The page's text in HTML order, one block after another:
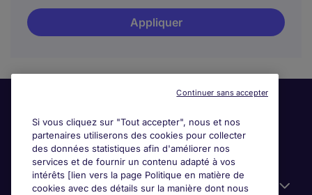
Appliquer
Liens utiles
Si vous cliquez sur "Tout accepter", nous et nos
partenaires utiliserons des cookies pour collecter
des données statistiques afin d'améliorer nos
services et de fournir un contenu adapté à vos
intérêts [lien vers la page Politique en matière de
cookies avec des détails sur la manière dont nous
Continuer sans accepter